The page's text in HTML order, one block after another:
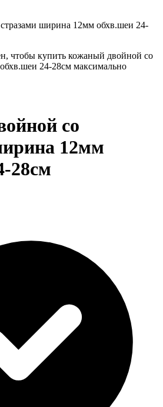
чтобы купить кожаный двойной со
24-28см максимально
со
12мм
28см